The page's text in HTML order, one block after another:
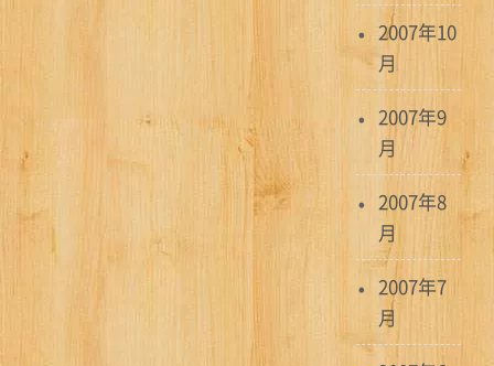
2007年10
月
2007年9
月
2007年8
月
2007年7
月